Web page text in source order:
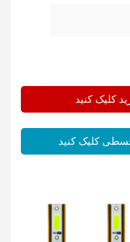
کلیک کنید
کلیک کنید